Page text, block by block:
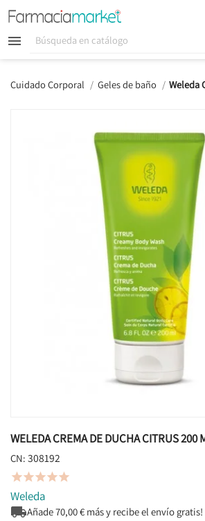
 
Cuidado Corporal Geles de baño Weleda
WELEDA CREMA DE DUCHA CITRUS 200
CN: 308192

Weleda
Añade70,00€ más y recibe el envío gratis!